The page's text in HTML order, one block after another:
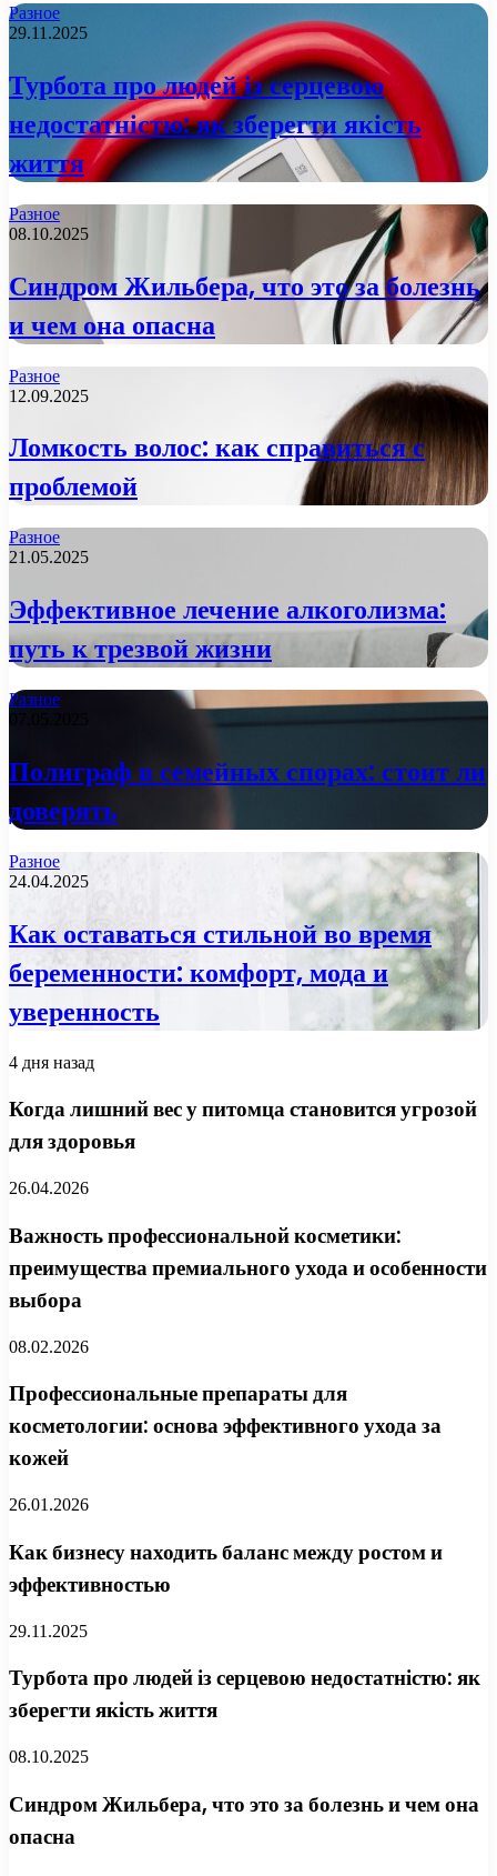
Разное
29.11.2025
Турбота про людей із серцевою
недостатністю: як зберегти якість
життя
Разное
08.10.2025
Синдром Жильбера, что это за болезнь
и чем она опасна
Разное
12.09.2025
Ломкость волос: как справиться с
проблемой
Разное
21.05.2025
Эффективное лечение алкоголизма:
путь к трезвой жизни
Разное
07.05.2025
Полиграф в семейных спорах: стоит ли
доверять
Разное
24.04.2025
Как оставаться стильной во время
беременности: комфорт, мода и
уверенность
4 дня назад
Когда лишний вес у питомца становится угрозой
для здоровья
26.04.2026
Важность профессиональной косметики:
преимущества премиального ухода и особенности
выбора
08.02.2026
Профессиональные препараты для
косметологии: основа эффективного ухода за
кожей
26.01.2026
Как бизнесу находить баланс между ростом и
эффективностью
29.11.2025
Турбота про людей із серцевою недостатністю: як
зберегти якість життя
08.10.2025
Синдром Жильбера, что это за болезнь и чем она
опасна